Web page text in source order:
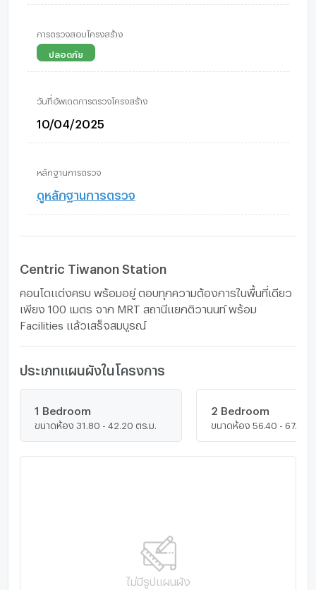
การตรวจสอบโครงสร้าง
ปลอดภัย
วันที่อัพเดตการตรวจโครงสร้าง
10/04/2025
หลักฐานการตรวจ
ดูหลักฐานการตรวจ
Centric Tiwanon Station
คอนโดแต่งครบ พร้อมอยู่ ตอบทุกความต้องการในพื้นที่เดียว
เพียง 100 เมตร จาก MRT สถานีแยกติวานนท์ พร้อม
Facilities แล้วเสร็จสมบูรณ์
ประเภทแผนผังในโครงการ
1 Bedroom
ขนาดห้อง 31.80 - 42.20 ตร.ม.
2 Bedroom
ขนาดห้อง 56.40 - 67.40
ไม่มีรูปแผนผัง